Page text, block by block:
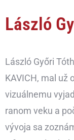
László
László Győri
KAVICH, mal už
vizuálnemu
ranom veku a
vývoja sa